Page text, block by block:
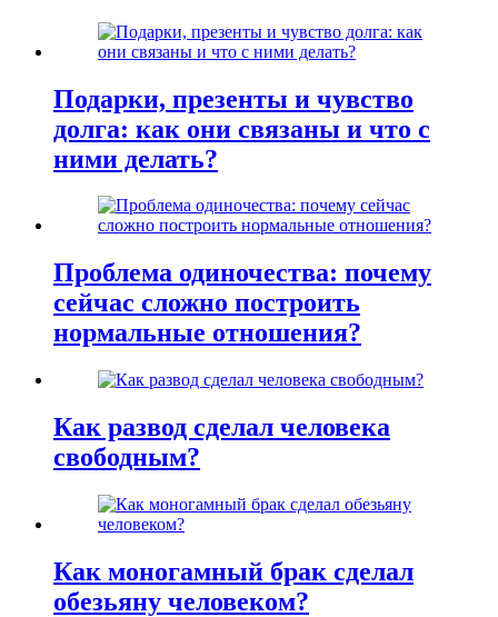
Подарки, презенты и чувство
долга: как они связаны и что с
ними делать?
Проблема одиночества: почему
сейчас сложно построить
нормальные отношения?
Как развод сделал человека
свободным?
Как моногамный брак сделал
обезьяну человеком?